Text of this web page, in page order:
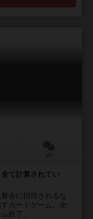
て計算されてい
会に招待されるな
カードゲーム。全
終了...